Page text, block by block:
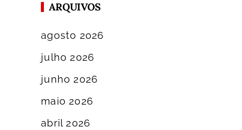
ARQUIVOS
agosto 2026
julho 2026
junho 2026
maio 2026
abril 2026